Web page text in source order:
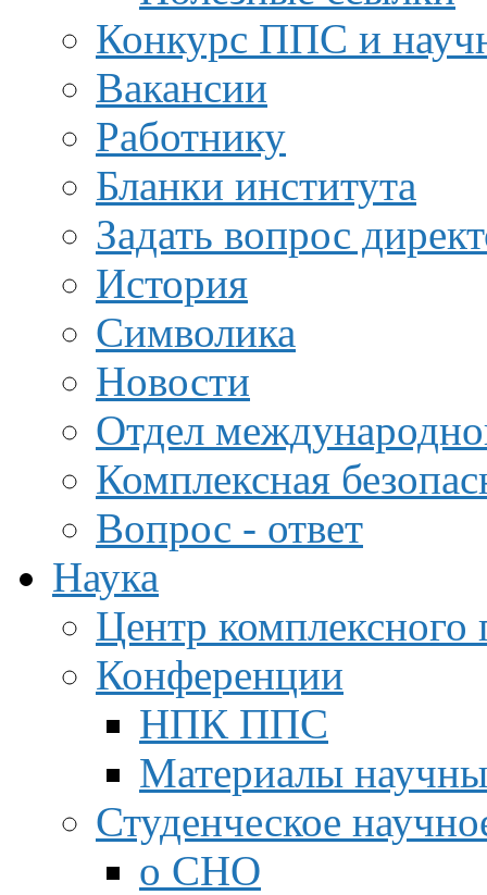
Конкурс ППС и
Вакансии
Работнику
Бланки института
Задать вопрос
История
Символика
Новости
Отдел
Комплексная
Вопрос - ответ
Наука
Центр
Конференции
НПК ППС
Материалы
Студенческое
о СНО